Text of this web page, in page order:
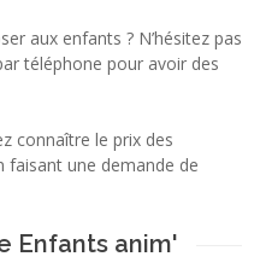
aux enfants ? N’hésitez pas
téléphone pour avoir des
connaître le prix des
faisant une demande de
Enfants anim'